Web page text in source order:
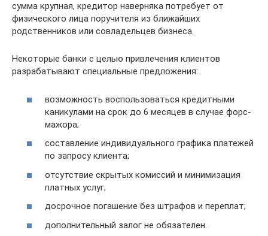
сумма крупная, кредитор наверняка потребует от
физического лица поручителя из ближайших
родственников или совладельцев бизнеса.
Некоторые банки с целью привлечения клиентов
разрабатывают специальные предложения:
возможность воспользоваться кредитными
каникулами на срок до 6 месяцев в случае форс-
мажора;
составление индивидуального графика платежей
по запросу клиента;
отсутствие скрытых комиссий и минимизация
платных услуг;
досрочное погашение без штрафов и переплат;
дополнительный залог не обязателен.